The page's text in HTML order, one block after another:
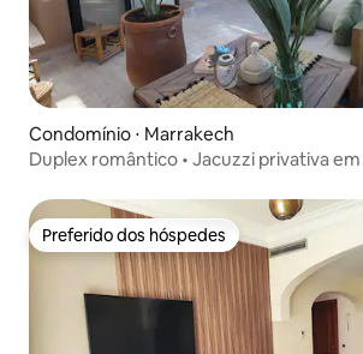
Condomínio ⋅ Marrakech
Duplex romântico • Jacuzzi privativa
Preferido dos hóspedes
Preferido dos hóspedes